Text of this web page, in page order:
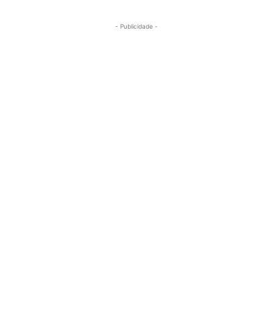
- Publicidade -